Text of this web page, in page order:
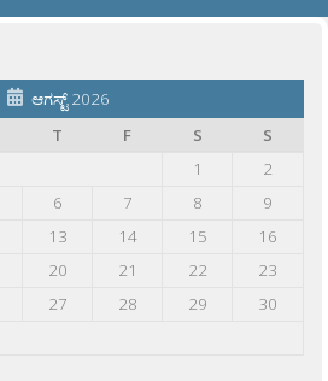
ಆಗಸ್ಟ್ 2026
T F S
S
1
2
6 7 8
9
13 14 15
16
20 21 22
23
27 28 29
30